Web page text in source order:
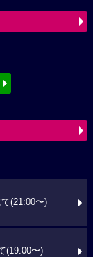
(21:00〜)
(19:00〜)